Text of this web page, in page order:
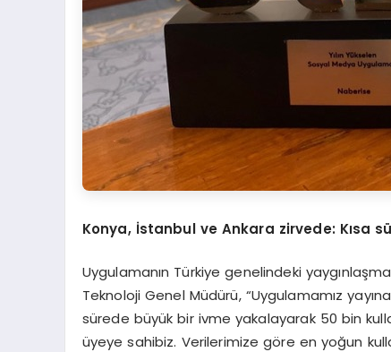
Konya, İstanbul ve Ankara zirvede: Kısa sü
Uygulamanın Türkiye genelindeki
Teknoloji Genel Müdürü, “Uygulamamız
sürede büyük bir ivme yakalayarak 50 bin
üyeye sahibiz. Verilerimize göre en yoğun